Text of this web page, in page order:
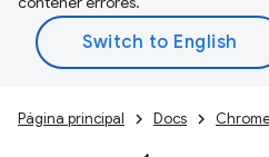
Página principal Docs